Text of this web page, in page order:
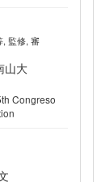
, 監修, 審
山大
Congreso